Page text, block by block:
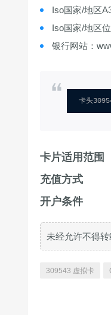
Iso国家/地区
Iso国家/地区
银行网站：
卡头
卡片适用范围
充值方式
开户条件
未经允许不得转
309543 虚拟卡